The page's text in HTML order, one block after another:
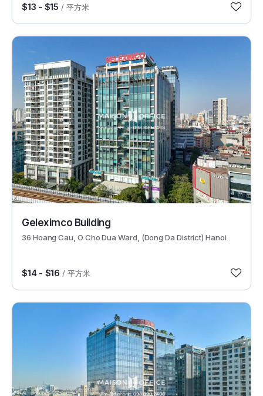
$13 - $15 / 平方米
Geleximco Building
36 Hoang Cau, O Cho Dua Ward, (Dong Da District) Hanoi
$14 - $16 / 平方米